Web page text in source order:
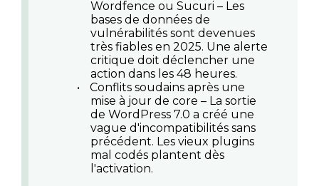
Wordfence ou Sucuri – Les
bases de données de
vulnérabilités sont devenues
très fiables en 2025. Une alerte
critique doit déclencher une
action dans les 48 heures.
•
Conflits soudains après une
mise à jour de core – La sortie
de WordPress 7.0 a créé une
vague d'incompatibilités sans
précédent. Les vieux plugins
mal codés plantent dès
l'activation.